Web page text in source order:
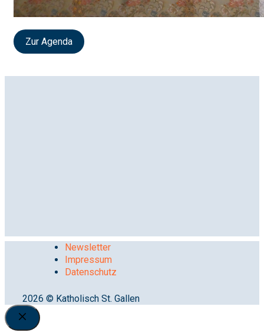
Zur Agenda
Newsletter
Impressum
Datenschutz
2026 © Katholisch St. Gallen
Close